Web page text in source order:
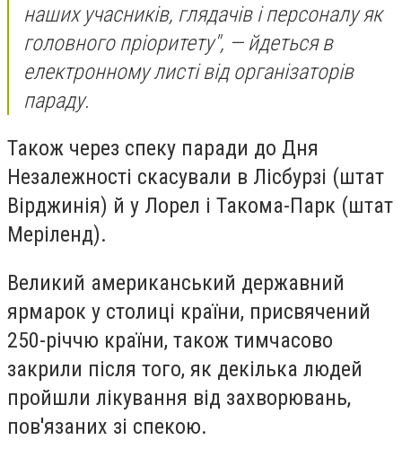
наших учасників, глядачів і персоналу як
головного пріоритету", — йдеться в
електронному листі від організаторів
параду.
Також через спеку паради до Дня
Незалежності скасували в Лісбурзі (штат
Вірджинія) й у Лорел і Такома-Парк (штат
Меріленд).
Великий американський державний
ярмарок у столиці країни, присвячений
250-річчю країни, також тимчасово
закрили після того, як декілька людей
пройшли лікування від захворювань,
пов'язаних зі спекою.